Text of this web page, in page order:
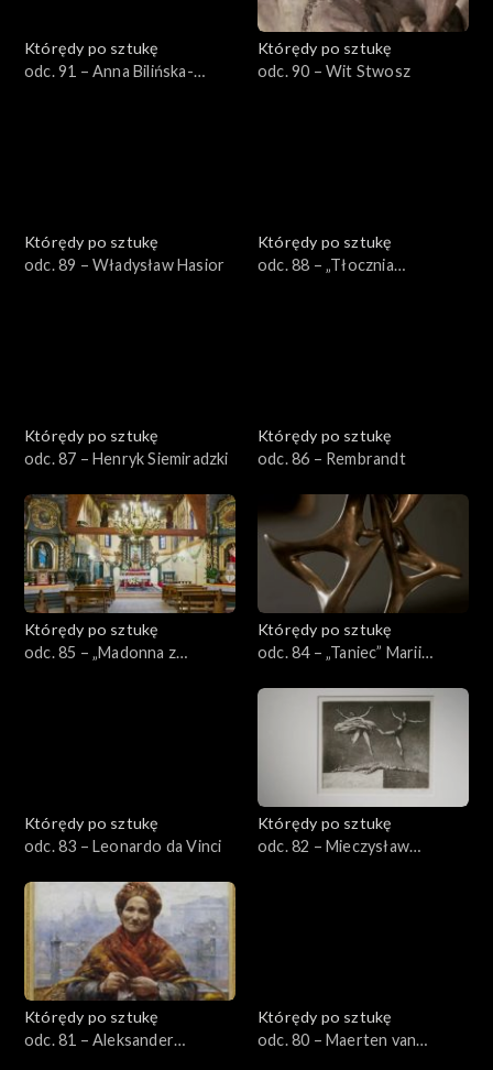
Którędy po sztukę
odc. 91 – Anna Bilińska-
Którędy po sztukę
odc. 90 – Wit Stwosz
Którędy po sztukę
odc. 89 – Władysław Hasior
Którędy po sztukę
odc. 88 – „Tłocznia
Którędy po sztukę
odc. 87 – Henryk Siemiradzki
Którędy po sztukę
odc. 86 – Rembrandt
Którędy po sztukę
odc. 85 – „Madonna z
Którędy po sztukę
odc. 84 – „Taniec” Marii
Którędy po sztukę
odc. 83 – Leonardo da Vinci
Którędy po sztukę
odc. 82 – Mieczysław
Którędy po sztukę
odc. 81 – Aleksander
Którędy po sztukę
odc. 80 – Maerten van